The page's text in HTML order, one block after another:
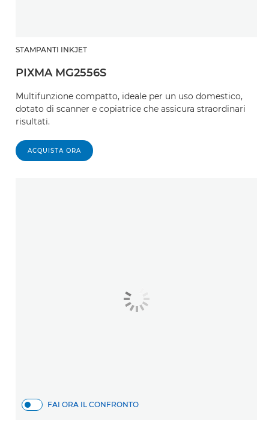
STAMPANTI INKJET
PIXMA MG2556S
Multifunzione compatto, ideale per un uso domestico,
dotato di scanner e copiatrice che assicura straordinari
risultati.
ACQUISTA ORA
FAI ORA IL CONFRONTO